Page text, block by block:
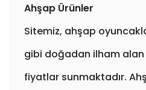
Ahşap Ürünler
Sitemiz, ahşap
gibi doğadan ilham alan
fiyatlar sunmaktadır.